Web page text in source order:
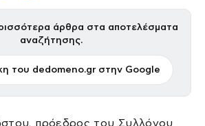
άρθρα στα αποτελέσματα
αναζήτησης.
του dedomeno.gr στην Google
πρόεδρος του Συλλόγου